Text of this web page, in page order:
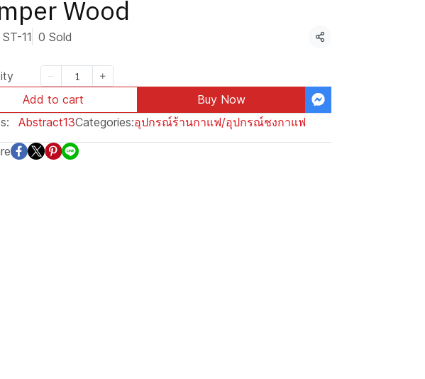
Wood
11 0 Sold
Share
Add to cart
Buy Now
Abstract13Categories:อุปกรณ์ร้านกาแฟ/อุปกรณ์ชงกาแฟ